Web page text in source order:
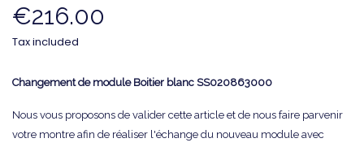
€216.00
Tax included
Changement de module Boitier blanc SS020863000
Nous vous proposons de valider cette article et de nous faire parvenir
votre montre afin de réaliser l'échange du nouveau module avec